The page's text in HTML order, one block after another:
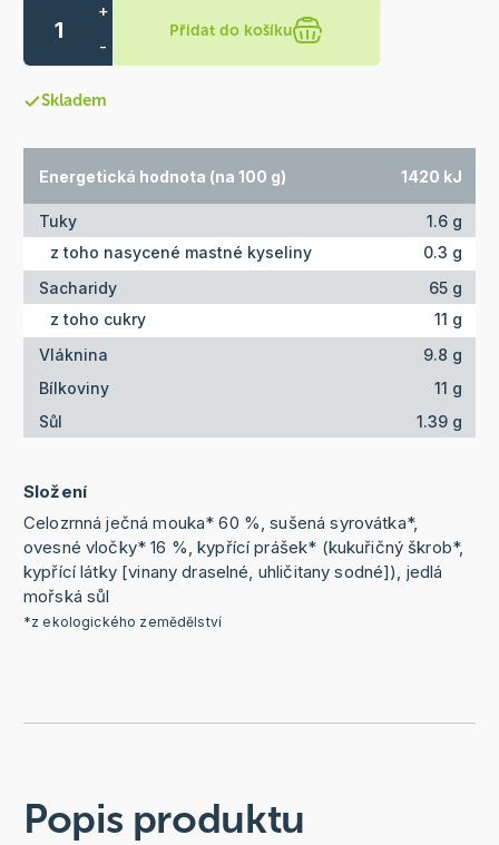
+
-
Přidat do košíku
Skladem
Energetická hodnota (na 100 g) 1420 kJ
Tuky
1.6 g
z toho nasycené mastné kyseliny
0.3 g
Sacharidy
65 g
z toho cukry
11 g
Vláknina
9.8 g
Bílkoviny
11 g
Sůl
1.39 g
Složení
Celozrnná ječná mouka* 60 %, sušená syrovátka*,
ovesné vločky* 16 %, kypřící prášek* (kukuřičný škrob*,
kypřící látky [vinany draselné, uhličitany sodné]), jedlá
mořská sůl
*z ekologického zemědělství
Popis produktu